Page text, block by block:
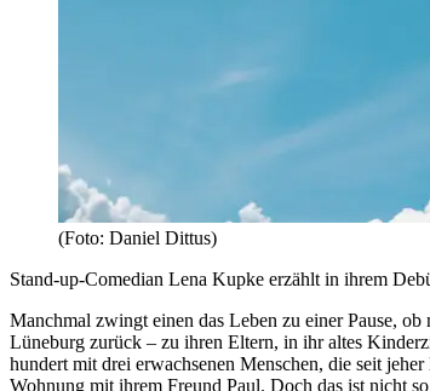
(Foto: Daniel Dittus)
Stand-up-Comedian Lena Kupke erzählt in ihrem
Manchmal zwingt einen das Leben zu einer Pause,
Lüneburg zurück – zu ihren Eltern, in ihr altes
hundert mit drei erwachsenen Menschen, die seit
Wohnung mit ihrem Freund Paul. Doch das ist nicht